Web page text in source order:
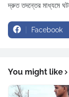
দ্রুত তদন্তের মাধ্যমে
Facebook
You might like